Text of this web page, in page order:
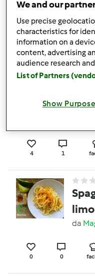
da
0 0
4 1
da
0 0
We and our
Use precise
characteristics for
information on a
content, advertising
audience research
List of Partners
Show